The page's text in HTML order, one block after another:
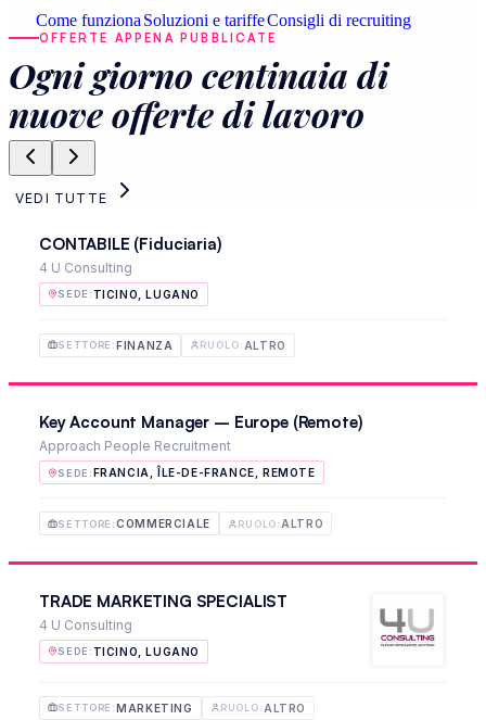
Come funziona Soluzioni e tariffeConsigli di recruiting
OFFERTE APPENA PUBBLICATE
Ogni giorno centinaia di
nuove offerte di lavoro
VEDI TUTTE
CONTABILE (Fiduciaria)
4 U Consulting
SEDE : TICINO, LUGANO
SETTORE :FINANZA RUOLO: ALTRO
Key Account Manager – Europe (Remote)
Approach People Recruitment
SEDE : FRANCIA, ÎLE-DE-FRANCE, REMOTE
SETTORE :COMMERCIALE RUOLO: ALTRO
TRADE MARKETING SPECIALIST
4 U Consulting
SEDE : TICINO, LUGANO
SETTORE :MARKETING RUOLO: ALTRO